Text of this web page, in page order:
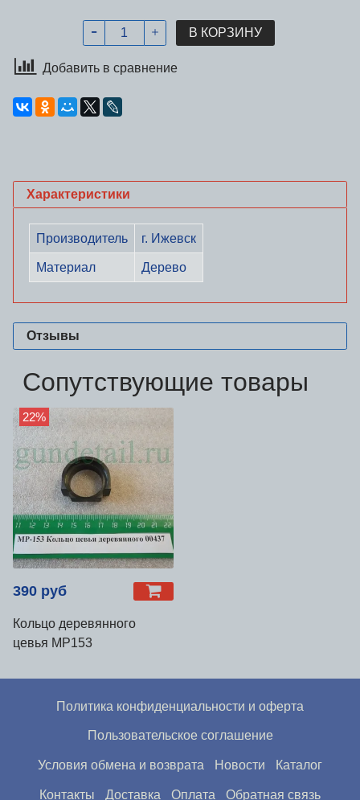
В КОРЗИНУ
Добавить в сравнение
Характеристики
Производитель г. Ижевск
Материал Дерево
Отзывы
Сопутствующие товары
22%
390 руб
Кольцо деревянного
цевья МР153
Политика конфиденциальности и оферта
Пользовательское соглашение
Условия обмена и возврата Новости Каталог
Контакты Доставка Оплата Обратная связь